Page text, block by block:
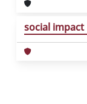
social impact